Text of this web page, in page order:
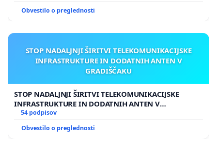
Obvestilo o preglednosti
STOP NADALJNJI ŠIRITVI TELEKOMUNIKACIJSKE
INFRASTRUKTURE IN DODATNIH ANTEN V
GRADIŠČAKU
STOP NADALJNJI ŠIRITVI TELEKOMUNIKACIJSKE
INFRASTRUKTURE IN DODATNIH ANTEN V
GRADIŠČAKU
54 podpisov
Obvestilo o preglednosti